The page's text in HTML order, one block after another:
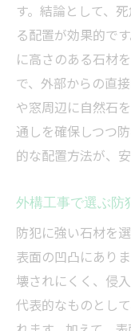
す。結論として、
る配置が効果的で
に高さのある石材
で、外部からの直
や窓周辺に自然石
通しを確保しつつ
的な配置方法が、
外構工事で選ぶ防
防犯に強い石材を
表面の凹凸にあり
壊されにくく、侵
代表的なものとし